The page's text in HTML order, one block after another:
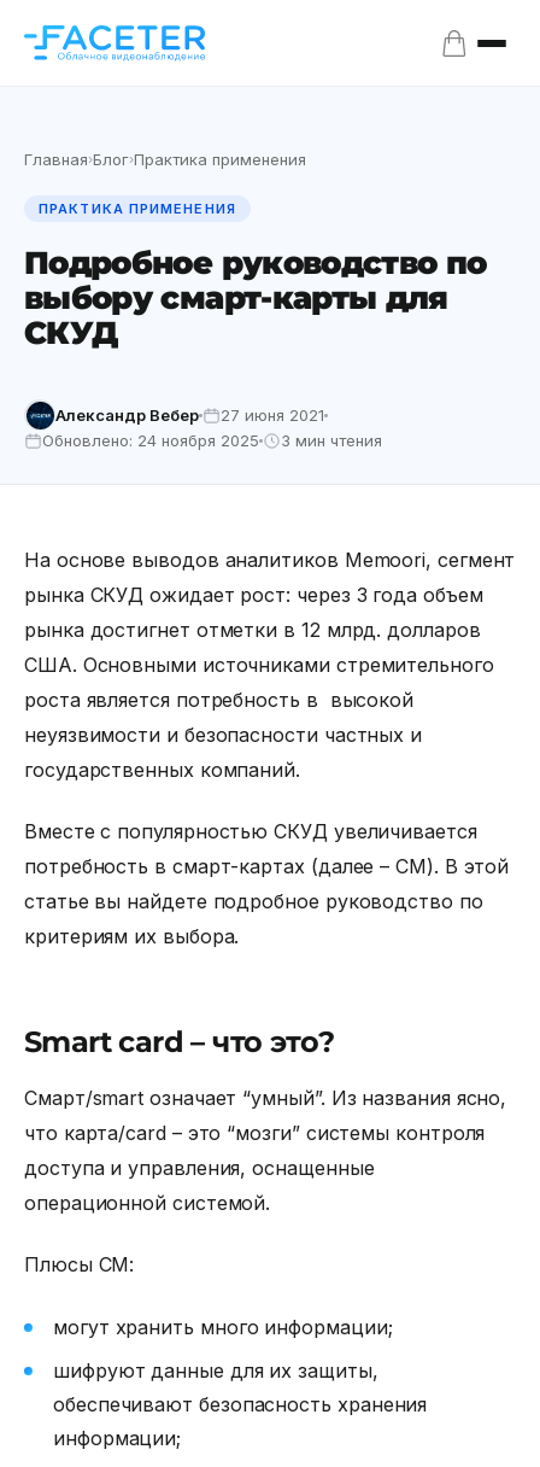
Главная›Блог›Практика применения
ПРАКТИКА ПРИМЕНЕНИЯ
Подробное руководство по
выбору смарт-карты для
СКУД
Александр Вебер
27 июня 2021
Обновлено: 24 ноября 2025
3 мин чтения
На основе выводов аналитиков Memoori, сегмент
рынка СКУД ожидает рост: через 3 года объем
рынка достигнет отметки в 12 млрд. долларов
США. Основными источниками стремительного
роста является потребность в высокой
неуязвимости и безопасности частных и
государственных компаний.
Вместе с популярностью СКУД увеличивается
потребность в смарт-картах (далее – СМ). В этой
статье вы найдете подробное руководство по
критериям их выбора.
Smart card – что это?
Смарт/smart означает “умный”. Из названия ясно,
что карта/card – это “мозги” системы контроля
доступа и управления, оснащенные
операционной системой.
Плюсы СМ:
могут хранить много информации;
шифруют данные для их защиты,
обеспечивают безопасность хранения
информации;